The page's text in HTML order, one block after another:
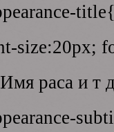
size:20px;
раса и т